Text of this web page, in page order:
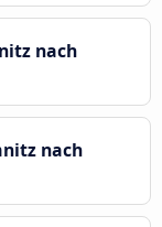
nach
nach